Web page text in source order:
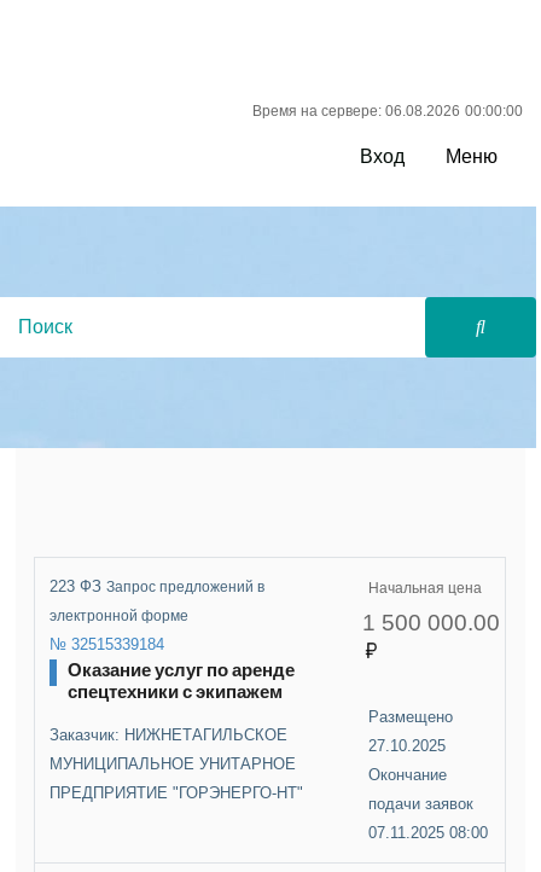
Время на сервере: 06.08.2026 00:00:00
Вход Меню
223 ФЗЗапрос предложений в
электронной форме
№ 32515339184
Оказание услуг по аренде
спецтехники с экипажем
Заказчик: НИЖНЕТАГИЛЬСКОЕ
МУНИЦИПАЛЬНОЕ УНИТАРНОЕ
ПРЕДПРИЯТИЕ "ГОРЭНЕРГО-НТ"
Начальная цена
1 500 000.00
Размещено
27.10.2025
Окончание
подачи заявок
07.11.2025 08:00